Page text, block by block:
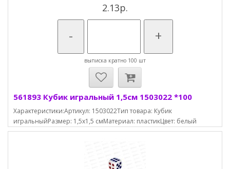
2.13р.
- +
выписка кратно 100 шт
561893 Кубик игральный 1,5см 1503022 *100
Характеристики:Артикул: 1503022Тип товара: Кубик
игральныйРазмер: 1,5х1,5 смМатериал: пластикЦвет: белый